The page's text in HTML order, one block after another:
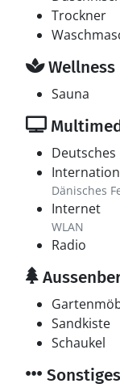
Trockner
Wellness
Sauna
Deutsches
Dänisches
Internet
WLAN
Radio
Sandkiste
Schaukel
Sonstiges